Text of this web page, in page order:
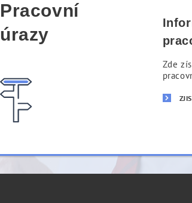
Pracovní
úrazy
Zde